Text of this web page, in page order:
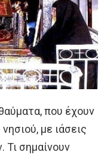
που έχουν
με ιάσεις
Τι σημαίνουν